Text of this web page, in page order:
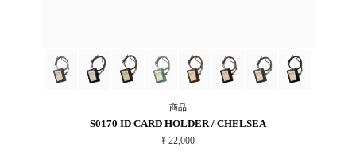
商品
S0170 ID CARD HOLDER / CHELSEA
¥ 22,000